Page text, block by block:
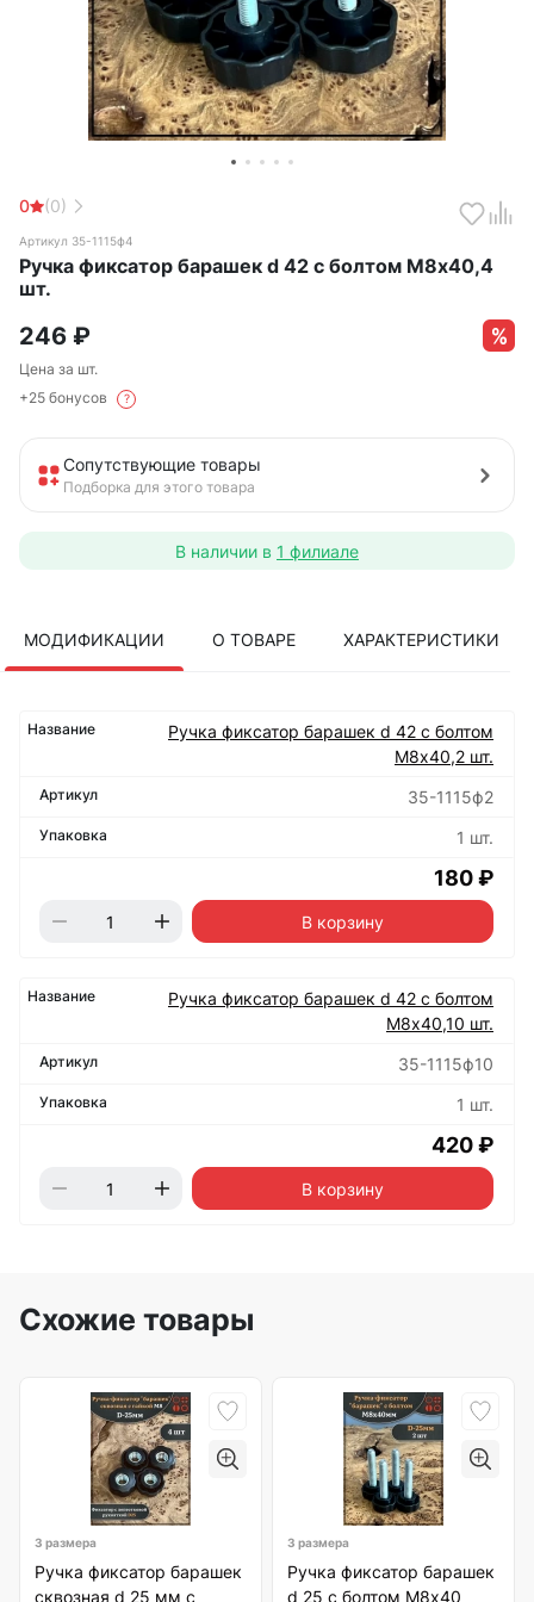
0 (0)
Артикул 35-1115ф4
Ручка фиксатор барашек d 42 с болтом М8х40,4
шт.
246 ₽
Цена за шт.
+25 бонусов
?
Сопутствующие товары
Подборка для этого товара
В наличии в 1 филиале
МОДИФИКАЦИИ О ТОВАРЕ ХАРАКТЕРИСТИКИ
Ручка фиксатор барашек d 42 с болтом
М8х40,2 шт.
35-1115ф2
1 шт.
180 ₽
В корзину
Ручка фиксатор барашек d 42 с болтом
М8х40,10 шт.
35-1115ф10
1 шт.
420 ₽
В корзину
Схожие товары
3 размера
Ручка фиксатор барашек
сквозная d 25 мм с
3 размера
Ручка фиксатор барашек
d 25 с болтом М8х40